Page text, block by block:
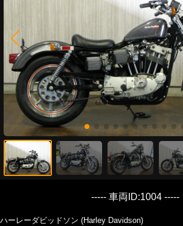
----- 車両ID:1004 -----
ハーレーダビッドソン (Harley Davidson)